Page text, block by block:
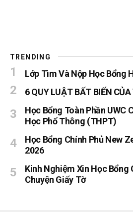
TRENDING
Lớp Tìm Và Nộp Học Bổng
6 QUY LUẬT BẤT BIẾN CỦA
Học Bổng Toàn Phần UWC
Học Phổ Thông (THPT)
Học Bổng Chính Phủ New
2026
Kinh Nghiệm Xin Học Bổng
Chuyện Giấy Tờ